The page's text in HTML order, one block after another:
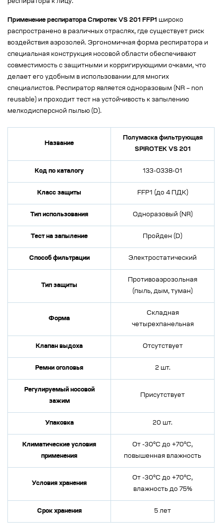
респиратора к лицу.
Применение респиратора Спиротек VS 201 FFP1 широко
распространено в различных отраслях, где существует риск
воздействия аэрозолей. Эргономичная форма респиратора и
специальная конструкция носовой области обеспечивают
совместимость с защитными и корригирующими очками, что
делает его удобным в использовании для многих
специалистов. Респиратор является одноразовым (NR – non
reusable) и проходит тест на устойчивость к запылению
мелкодисперсной пылью (D).
Название
Полумаска фильтрующая
SPIROTEK VS 201
Код по каталогу 133-0338-01
Класс защиты FFP1 (до 4 ПДК)
Тип использования Одноразовый (NR)
Тест на запыление Пройден (D)
Способ фильтрации Электростатический
Тип защиты
Противоаэрозольная
(пыль, дым, туман)
Форма
Складная
четырехпанельная
Клапан выдоха Отсутствует
Ремни оголовья 2 шт.
Регулируемый носовой
зажим
Присутствует
Упаковка 20 шт.
Климатические условия
применения
От -30°C до +70°C,
повышенная влажность
Условия хранения
От -30°C до +70°C,
влажность до 75%
Срок хранения 5 лет